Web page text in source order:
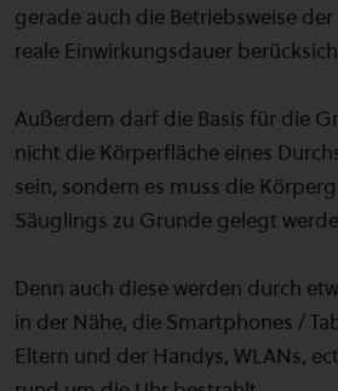
gerade auch die Betriebsweise
reale Einwirkungsdauer
Außerdem darf die Basis für die
nicht die Körperfläche eines
sein, sondern es muss die
Säuglings zu Grunde gelegt
Denn auch diese werden durch
in der Nähe, die Smartphones /
Eltern und der Handys, WLANs,